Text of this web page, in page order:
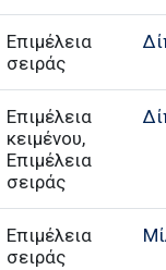
Επιμέλεια
σειράς
Επιμέλεια
κειμένου,
Επιμέλεια
σειράς
Επιμέλεια
σειράς